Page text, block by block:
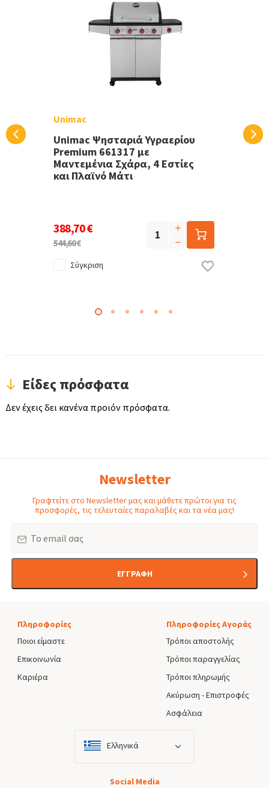
Unimac
Unimac Ψησταριά Υγραερίου
Premium 661317 με
Μαντεμένια Σχάρα, 4 Εστίες
και Πλαϊνό Μάτι
388,70 €
544,60 €
Σύγκριση
Είδες πρόσφατα
Δεν έχεις δει κανένα προιόν πρόσφατα.
Newsletter
Γραφτείτε στο Newsletter μας και μάθετε πρώτοι για τις
προσφορές, τις τελευταίες παραλαβές και τα νέα μας!
ΕΓΓΡΑΦΗ
Πληροφορίες
Ποιοι είμαστε
Επικοινωνία
Καριέρα
Πληροφορίες Αγοράς
Τρόποι αποστολής
Τρόποι παραγγελίας
Τρόποι πληρωμής
Ακύρωση - Επιστροφές
Ασφάλεια
Ελληνικά
Social Media